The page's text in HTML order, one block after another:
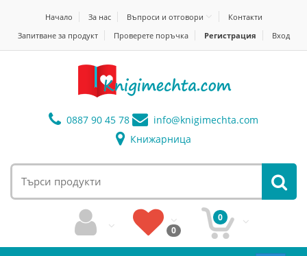
Начало За нас Въпроси и отговори
Контакти
Запитване за продукт
Проверете поръчка Регистрация Вход
0887 90 45 78 info@knigimechta.com
Книжарница
0
0